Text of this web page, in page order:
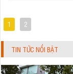
1 2
TIN TỨC NỔI BẬT